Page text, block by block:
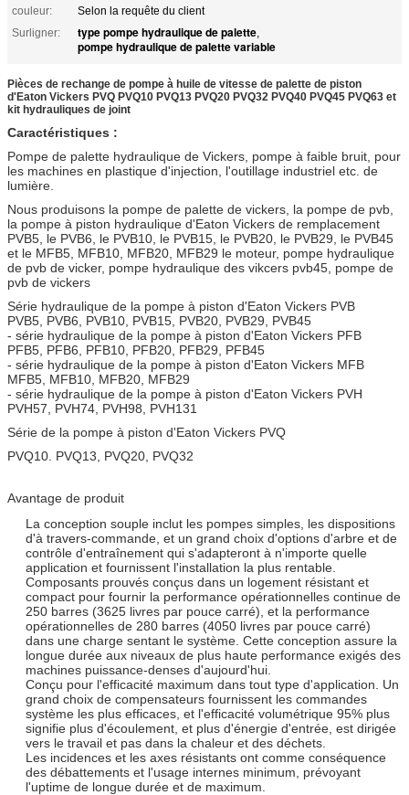
couleur:
Selon la requête du client
Surligner:
type pompe hydraulique de palette,
pompe hydraulique de palette variable
Pièces de rechange de pompe à huile de vitesse de palette de piston
d'Eaton Vickers PVQ PVQ10 PVQ13 PVQ20 PVQ32 PVQ40 PVQ45 PVQ63 et
kit hydrauliques de joint
Caractéristiques :
Pompe de palette hydraulique de Vickers, pompe à faible bruit, pour
les machines en plastique d'injection, l'outillage industriel etc. de
lumière.
Nous produisons la pompe de palette de vickers, la pompe de pvb,
la pompe à piston hydraulique d'Eaton Vickers de remplacement
PVB5, le PVB6, le PVB10, le PVB15, le PVB20, le PVB29, le PVB45
et le MFB5, MFB10, MFB20, MFB29 le moteur, pompe hydraulique
de pvb de vicker, pompe hydraulique des vikcers pvb45, pompe de
pvb de vickers
Série hydraulique de la pompe à piston d'Eaton Vickers PVB
PVB5, PVB6, PVB10, PVB15, PVB20, PVB29, PVB45
- série hydraulique de la pompe à piston d'Eaton Vickers PFB
PFB5, PFB6, PFB10, PFB20, PFB29, PFB45
- série hydraulique de la pompe à piston d'Eaton Vickers MFB
MFB5, MFB10, MFB20, MFB29
- série hydraulique de la pompe à piston d'Eaton Vickers PVH
PVH57, PVH74, PVH98, PVH131
Série de la pompe à piston d'Eaton Vickers PVQ
PVQ10. PVQ13, PVQ20, PVQ32
Avantage de produit
La conception souple inclut les pompes simples, les dispositions
d'à travers-commande, et un grand choix d'options d'arbre et de
contrôle d'entraînement qui s'adapteront à n'importe quelle
application et fournissent l'installation la plus rentable.
Composants prouvés conçus dans un logement résistant et
compact pour fournir la performance opérationnelles continue de
250 barres (3625 livres par pouce carré), et la performance
opérationnelles de 280 barres (4050 livres par pouce carré)
dans une charge sentant le système. Cette conception assure la
longue durée aux niveaux de plus haute performance exigés des
machines puissance-denses d'aujourd'hui.
Conçu pour l'efficacité maximum dans tout type d'application. Un
grand choix de compensateurs fournissent les commandes
système les plus efficaces, et l'efficacité volumétrique 95% plus
signifie plus d'écoulement, et plus d'énergie d'entrée, est dirigée
vers le travail et pas dans la chaleur et des déchets.
Les incidences et les axes résistants ont comme conséquence
des débattements et l'usage internes minimum, prévoyant
l'uptime de longue durée et de maximum.